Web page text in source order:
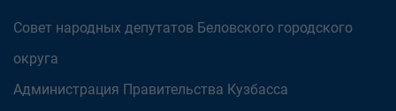
Совет народных депутатов Беловского городского
округа
Администрация Правительства Кузбасса